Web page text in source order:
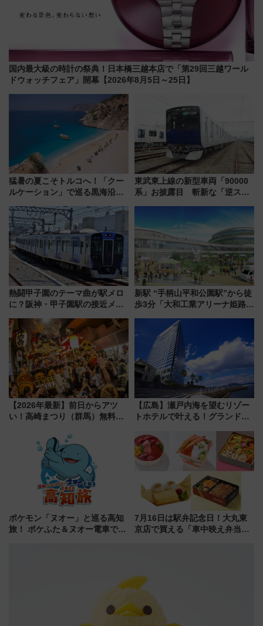
国内最大級の時計の祭典！日本橋三越本店で「第29回三越ワール
ドウォッチフェア」開幕【2026年8月5日～25日】
猛暑の夏こそトルコへ！「クー
ルケーション」で巡る黒海沿岸
連検索数が前年比237％増、ナ
ショジオも認める『2026年に訪
れるべき世界の旅先』
東武東上線の新型車両「90000
系」お披露目 斬新な「逆スラ
ーは9月
熱闘甲子園のテーマ曲が駅メロ
に？阪神・甲子園駅の接近メロ
谷実アレンジの特別仕様へ、8月
5日始発から
新駅 “手柄山平和公園駅”から徒
歩3分「大和工業アリーナ姫路」
大相撲巡業など 豪華イベントと
アクセス
【2026年最新】前日からアツ
い！高崎まつり（群馬）無料観
【広島】瀬戸内海を望むリゾー
トホテルで叶える！グランドプ
ディング＆カジュアルパーティ
ープラン
ポケモン「ヌオー」と巡る高知
旅！ ポケふた＆ヌオー電車で楽
7月16日は駅弁記念日！大丸東
京店で買える「車中映え弁当」